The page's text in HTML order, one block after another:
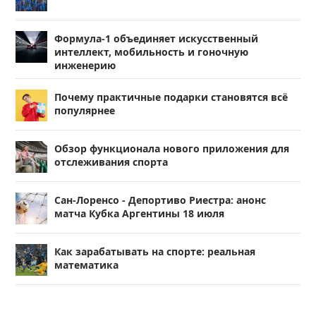
Формула-1 объединяет искусственный
интеллект, мобильность и гоночную
инженерию
Почему практичные подарки становятся всё
популярнее
Обзор функционала нового приложения для
отслеживания спорта
Сан-Лоренсо - Депортиво Риестра: анонс
матча Кубка Аргентины 18 июля
Как зарабатывать на спорте: реальная
математика